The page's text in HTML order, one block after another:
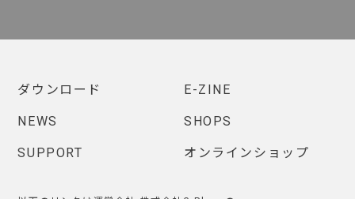
ダウンロード E-ZINE
NEWS SHOPS
SUPPORT オンラインショップ